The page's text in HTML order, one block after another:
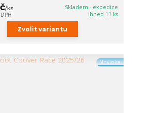
/ks
Skladem - expedice
ihned 11 ks
Zvolit variantu
Novinka